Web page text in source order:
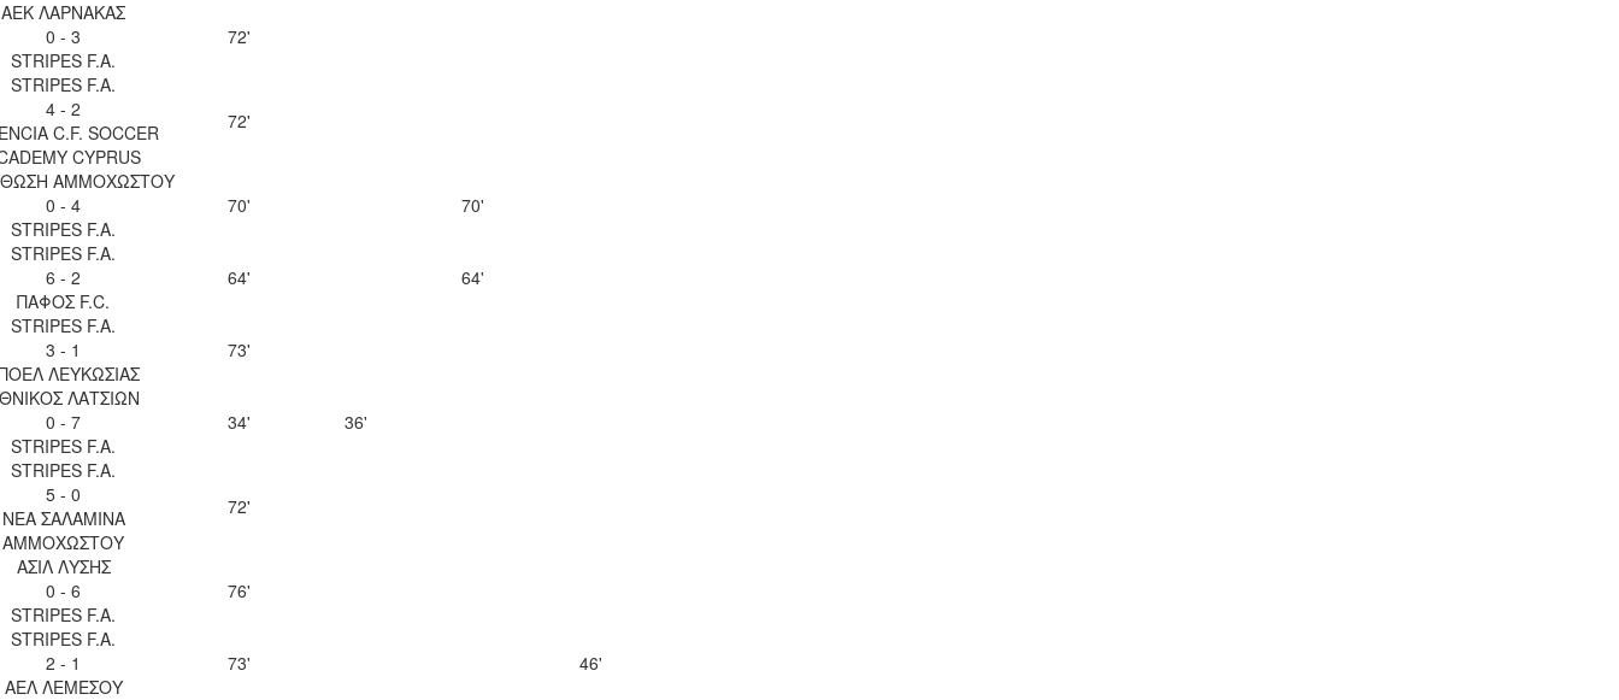
ΑΕΚ ΛΑΡΝΑΚΑΣ
0 - 3
STRIPES F.A.
72'
STRIPES F.A.
4 - 2
C.F. SOCCER
CYPRUS
72'
ΑΜΜΟΧΩΣΤΟΥ
0 - 4
STRIPES F.A.
70'
70'
STRIPES F.A.
6 - 2
ΠΑΦΟΣ F.C.
64'
64'
STRIPES F.A.
3 - 1
ΛΕΥΚΩΣΙΑΣ
73'
ΛΑΤΣΙΩΝ
0 - 7
STRIPES F.A.
34'
36'
STRIPES F.A.
5 - 0
ΝΕΑ ΣΑΛΑΜΙΝΑ
ΑΜΜΟΧΩΣΤΟΥ
72'
ΑΣΙΛ ΛΥΣΗΣ
0 - 6
STRIPES F.A.
76'
STRIPES F.A.
2 - 1
ΑΕΛ ΛΕΜΕΣΟΥ
73' 46'